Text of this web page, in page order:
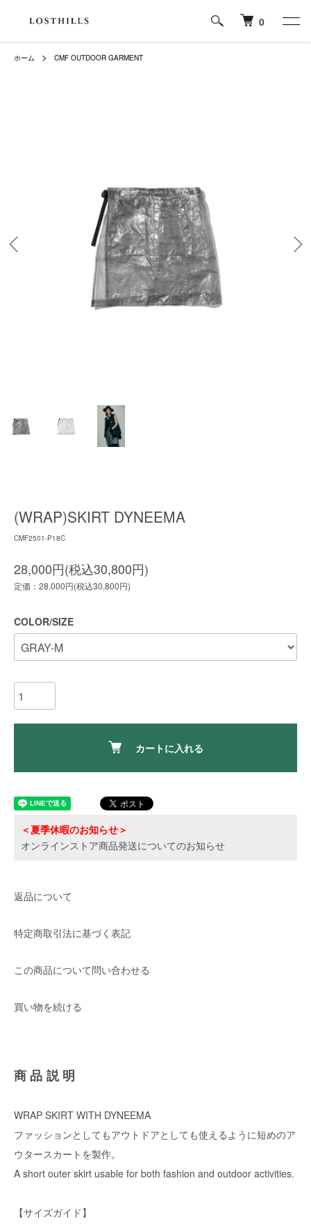
0
ホーム CMF OUTDOOR GARMENT
(WRAP)SKIRT DYNEEMA
CMF2501-P18C
28,000円(税込30,800円)
定価：28,000円(税込30,800円)
COLOR/SIZE
カートに入れる
＜夏季休暇のお知らせ＞
オンラインストア商品発送についてのお知らせ
返品について
特定商取引法に基づく表記
この商品について問い合わせる
買い物を続ける
商品説明
WRAP SKIRT WITH DYNEEMA
ファッションとしてもアウトドアとしても使えるように短めのア
ウタースカートを製作。
A short outer skirt usable for both fashion and outdoor activities.
【サイズガイド】